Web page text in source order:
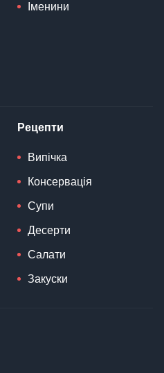
Іменини
Рецепти
Випічка
Консервація
Супи
Десерти
Салати
Закуски